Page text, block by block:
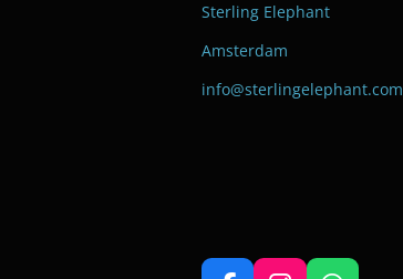
Sterling Elephant
Amsterdam
info@sterlingelephant.com